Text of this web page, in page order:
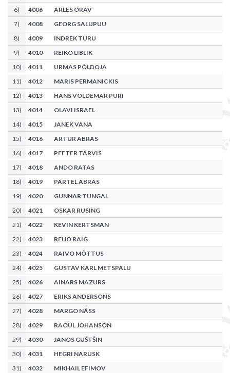
6) 4006
ARLES ORAV
7) 4008
GEORG SALUPUU
8) 4009
INDREK TURU
9) 4010
REIKO LIBLIK
10) 4011
URMAS PÕLDOJA
11) 4012
MARIS PERMANICKIS
12) 4013
HANS VOLDEMAR PURI
13) 4014
OLAVI ISRAEL
14) 4015
JANEK VANA
15) 4016
ARTUR ABRAS
16) 4017
PEETER TARVIS
17) 4018
ANDO RATAS
18) 4019
PÄRTEL ABRAS
19) 4020
GUNNAR TUNGAL
20) 4021
OSKAR RUSING
21) 4022
KEVIN KERTSMAN
22) 4023
REIJO RAIG
23) 4024
RAIVO MÕTTUS
24) 4025
GUSTAV KARL METSPALU
25) 4026
AINARS MAZURS
26) 4027
ERIKS ANDERSONS
27) 4028
MARGO NÄSS
28) 4029
RAOUL JOHANSON
29) 4030
JANOS GUŠTŠIN
30) 4031
HEGRI NARUSK
31) 4032
MIKHAIL EFIMOV